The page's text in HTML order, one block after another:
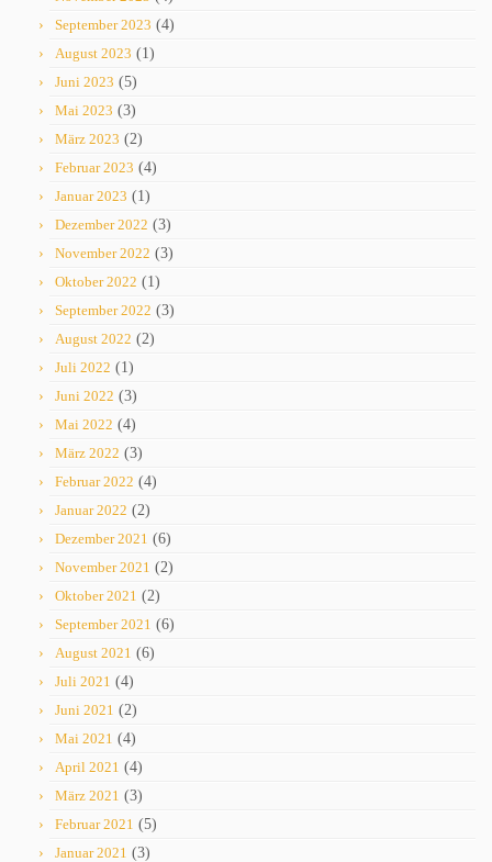
September 2023 (4)
August 2023 (1)
Juni 2023 (5)
Mai 2023 (3)
März 2023 (2)
Februar 2023 (4)
Januar 2023 (1)
Dezember 2022 (3)
November 2022 (3)
Oktober 2022 (1)
September 2022 (3)
August 2022 (2)
Juli 2022 (1)
Juni 2022 (3)
Mai 2022 (4)
März 2022 (3)
Februar 2022 (4)
Januar 2022 (2)
Dezember 2021 (6)
November 2021 (2)
Oktober 2021 (2)
September 2021 (6)
August 2021 (6)
Juli 2021 (4)
Juni 2021 (2)
Mai 2021 (4)
April 2021 (4)
März 2021 (3)
Februar 2021 (5)
Januar 2021 (3)